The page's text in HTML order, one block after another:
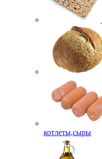
котлеты,сыры